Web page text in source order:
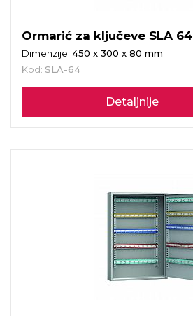
Ormarić za ključeve SLA 64
Dimenzije: 450 x 300 x 80 mm
Kod: SLA-64
Detaljnije